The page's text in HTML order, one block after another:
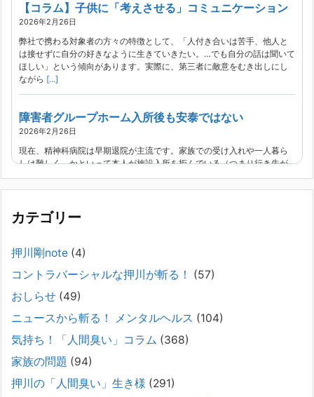
【コラム】子供に「考えさせる」コミュニケーション
2026年2月26日
弊社で携わる対象者の方々の特徴として、「人付き合いは苦手、他人と
は接せずに自分の好きなように生きていきたい。…でも自分の話は聞いて
ほしい」という傾向があります。実際に、第三者に敵意をむき出しにし
ながら [...]
障害者グループホーム入所後も安泰ではない
2026年2月26日
現在、精神科病院は早期退院が主流です。家族での受け入れや一人暮ら
しは難しく、かといって本人が施設入所を拒んでいる（つまり行き先が
見つかっていない）ような場合でも、病院から退院を急かされ、家族が
困ってし[...]
精神科から「退院できます」と言われた家族へ──退院
後の安全設計
2026年2月21日
通常価格 2,980円 → 今だけ 1,480円（50％OFF）こちらのnoteは、
（株）トキワ精神保健事務所（所長：押川剛）が支援の現場で行なって
きた実務対応を、家族向けに整理しています。 続きをみ
#042 精神疾患の子どもと健全なコミュニケーション
がとれない（母娘編）。
弊社は、病識のない重篤な精神疾患を抱えるご家族からのご相談を受
カテゴリー
押川剛note (4)
コントラバーシャルな押川が斬る！
(57)
おしらせ (49)
ニュースから斬る！ メンタルヘルス (104)
気持ち！「人間臭い」コラム (368)
家族の問題 (94)
押川の「人間臭い」生き様 (291)